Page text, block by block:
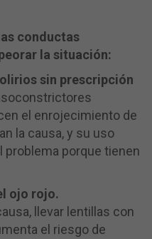
conductas
la situación:
sin prescripción
el enrojecimiento de
la causa, y su uso
problema porque tienen
ojo rojo.
llevar lentillas con
el riesgo de